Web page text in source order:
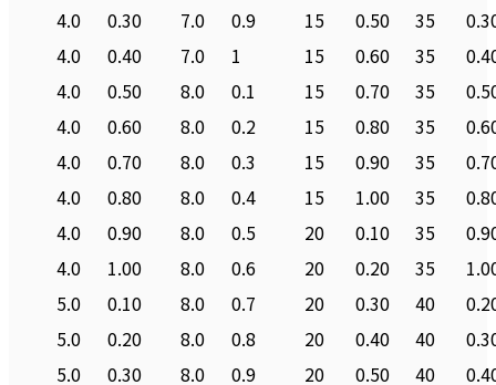
4.0
0.30 7.0 0.9 15 0.50 35
4.0
0.40 7.0 1 15 0.60 35
4.0
0.50 8.0 0.1 15 0.70 35
4.0
0.60 8.0 0.2 15 0.80 35
4.0
0.70 8.0 0.3 15 0.90 35
4.0
0.80 8.0 0.4 15 1.00 35
4.0
0.90 8.0 0.5 20 0.10 35
4.0
1.00 8.0 0.6 20 0.20 35
5.0
0.10 8.0 0.7 20 0.30 40
5.0
0.20 8.0 0.8 20 0.40 40
5.0
0.30 8.0 0.9 20 0.50 40